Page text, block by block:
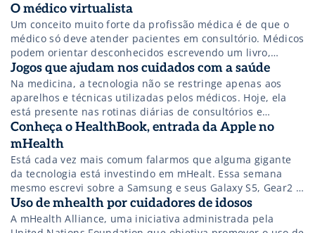
O médico virtualista
Um conceito muito forte da profissão médica é de que o
médico só deve atender pacientes em consultório. Médicos
podem orientar desconhecidos escrevendo um livro,
orientando a população pela mídia, dando palestras, se
tornando secretários de saúde, ou de muitas outras
formas.
Jogos que ajudam nos cuidados com a saúde
Na medicina, a tecnologia não se restringe apenas aos
aparelhos e técnicas utilizadas pelos médicos. Hoje, ela
está presente nas rotinas diárias de consultórios e
hospitais, revolucionando as formas de diagnóstico e
tratamento dos pacientes.
Conheça o HealthBook, entrada da Apple no
mHealth
Está cada vez mais comum falarmos que alguma gigante
da tecnologia está investindo em mHealt. Essa semana
mesmo escrevi sobre a Samsung e seus Galaxy S5, Gear2 e
Geart Fit.Uso de mhealth por cuidadores de idosos
A mHealth Alliance, uma iniciativa administrada pela